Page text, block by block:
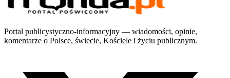
Portal publicystyczno-informacyjny — wiadomości, opinie,
komentarze o Polsce, świecie, Kościele i życiu publicznym.